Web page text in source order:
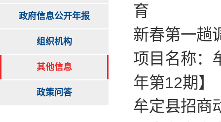
政府信息公开年报
组织机构
其他信息
政策问答
育
新春第一趟
项目名称：
年第12期】
牟定县招商